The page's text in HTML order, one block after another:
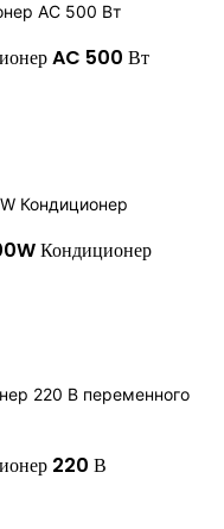
AC 500 Вт
Кондиционер
220 В